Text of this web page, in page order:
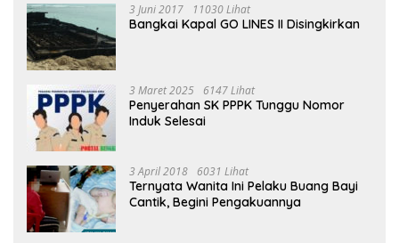
3 Juni 2017 11030 Lihat
Bangkai Kapal GO LINES II Disingkirkan
3 Maret 2025 6147 Lihat
Penyerahan SK PPPK Tunggu Nomor
Induk Selesai
3 April 2018 6031 Lihat
Ternyata Wanita Ini Pelaku Buang Bayi
Cantik, Begini Pengakuannya